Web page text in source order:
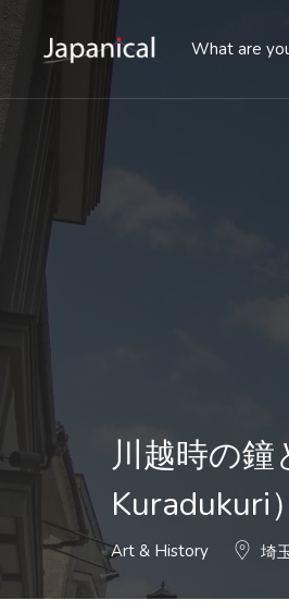
川越時の鐘
Kuradukuri）
Art & History 埼